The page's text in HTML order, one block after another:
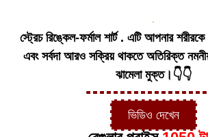
স্ট্রেচ রিঙ্কেল-ফর্মাল শার্ট . এটি আপনার
এবং সর্বদা আরও সক্রিয় থাকতে অতিরিক্ত
ঝামেলা মুক্ত।👇👇
ভিডিও দেখেন